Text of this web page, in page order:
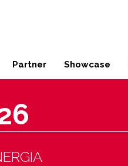
02 45 49 17 04
Partner Showcase